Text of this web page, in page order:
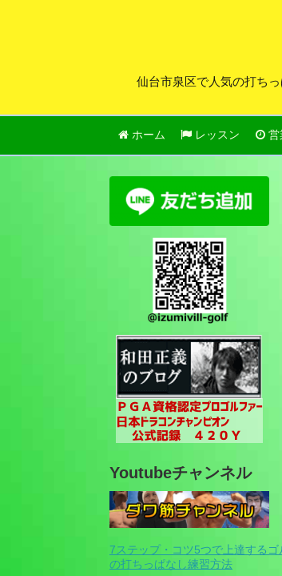
仙台市泉区で人気の打ち
ホーム レッスン 営
Youtubeチャンネル
7ステップ・コツ5つで上達するゴ
の打ちっぱなし練習方法